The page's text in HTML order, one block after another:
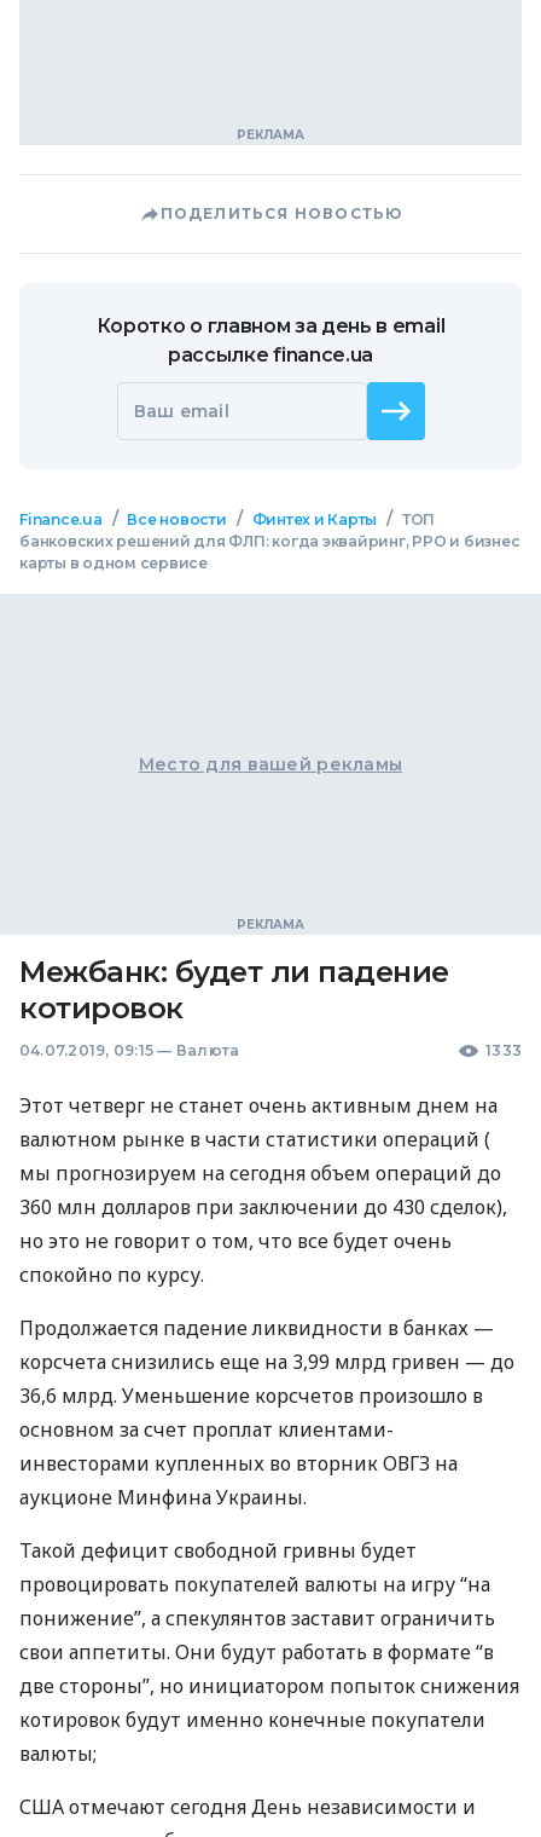
ПОДЕЛИТЬСЯ НОВОСТЬЮ
Коротко о главном за день в email
рассылке finance.ua
Ваш email
Finance.ua / Все новости / Финтех и Карты / ТОП
банковских решений для ФЛП: когда эквайринг, РРО и бизнес
карты в одном сервисе
Место для вашей рекламы
Межбанк: будет ли падение
котировок
04.07.2019, 09:15 — Валюта 1333
Этот четверг не станет очень активным днем на
валютном рынке в части статистики операций (
мы прогнозируем на сегодня объем операций до
360 млн долларов при заключении до 430 сделок),
но это не говорит о том, что все будет очень
спокойно по курсу.
Продолжается падение ликвидности в банках —
корсчета снизились еще на 3,99 млрд гривен — до
36,6 млрд. Уменьшение корсчетов произошло в
основном за счет проплат клиентами-
инвесторами купленных во вторникОВГЗ на
аукционе Минфина Украины.
Такой дефицит свободной гривны будет
провоцировать покупателей валюты на игру “на
понижение”, а спекулянтов заставит ограничить
свои аппетиты. Они будут работать в формате “в
две стороны”, но инициатором попыток снижения
котировок будут именно конечные покупатели
валюты;
СШАотмечают сегодня День независимости и